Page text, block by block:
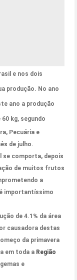
e nos dois
produção. No ano
ano a produção
60 kg, segundo
Pecuária e
de julho.
se comporta, depois
de muitos frutos
a
importantíssimo
de 4.1% da área
causadora destas
da primavera
em toda a Região
e